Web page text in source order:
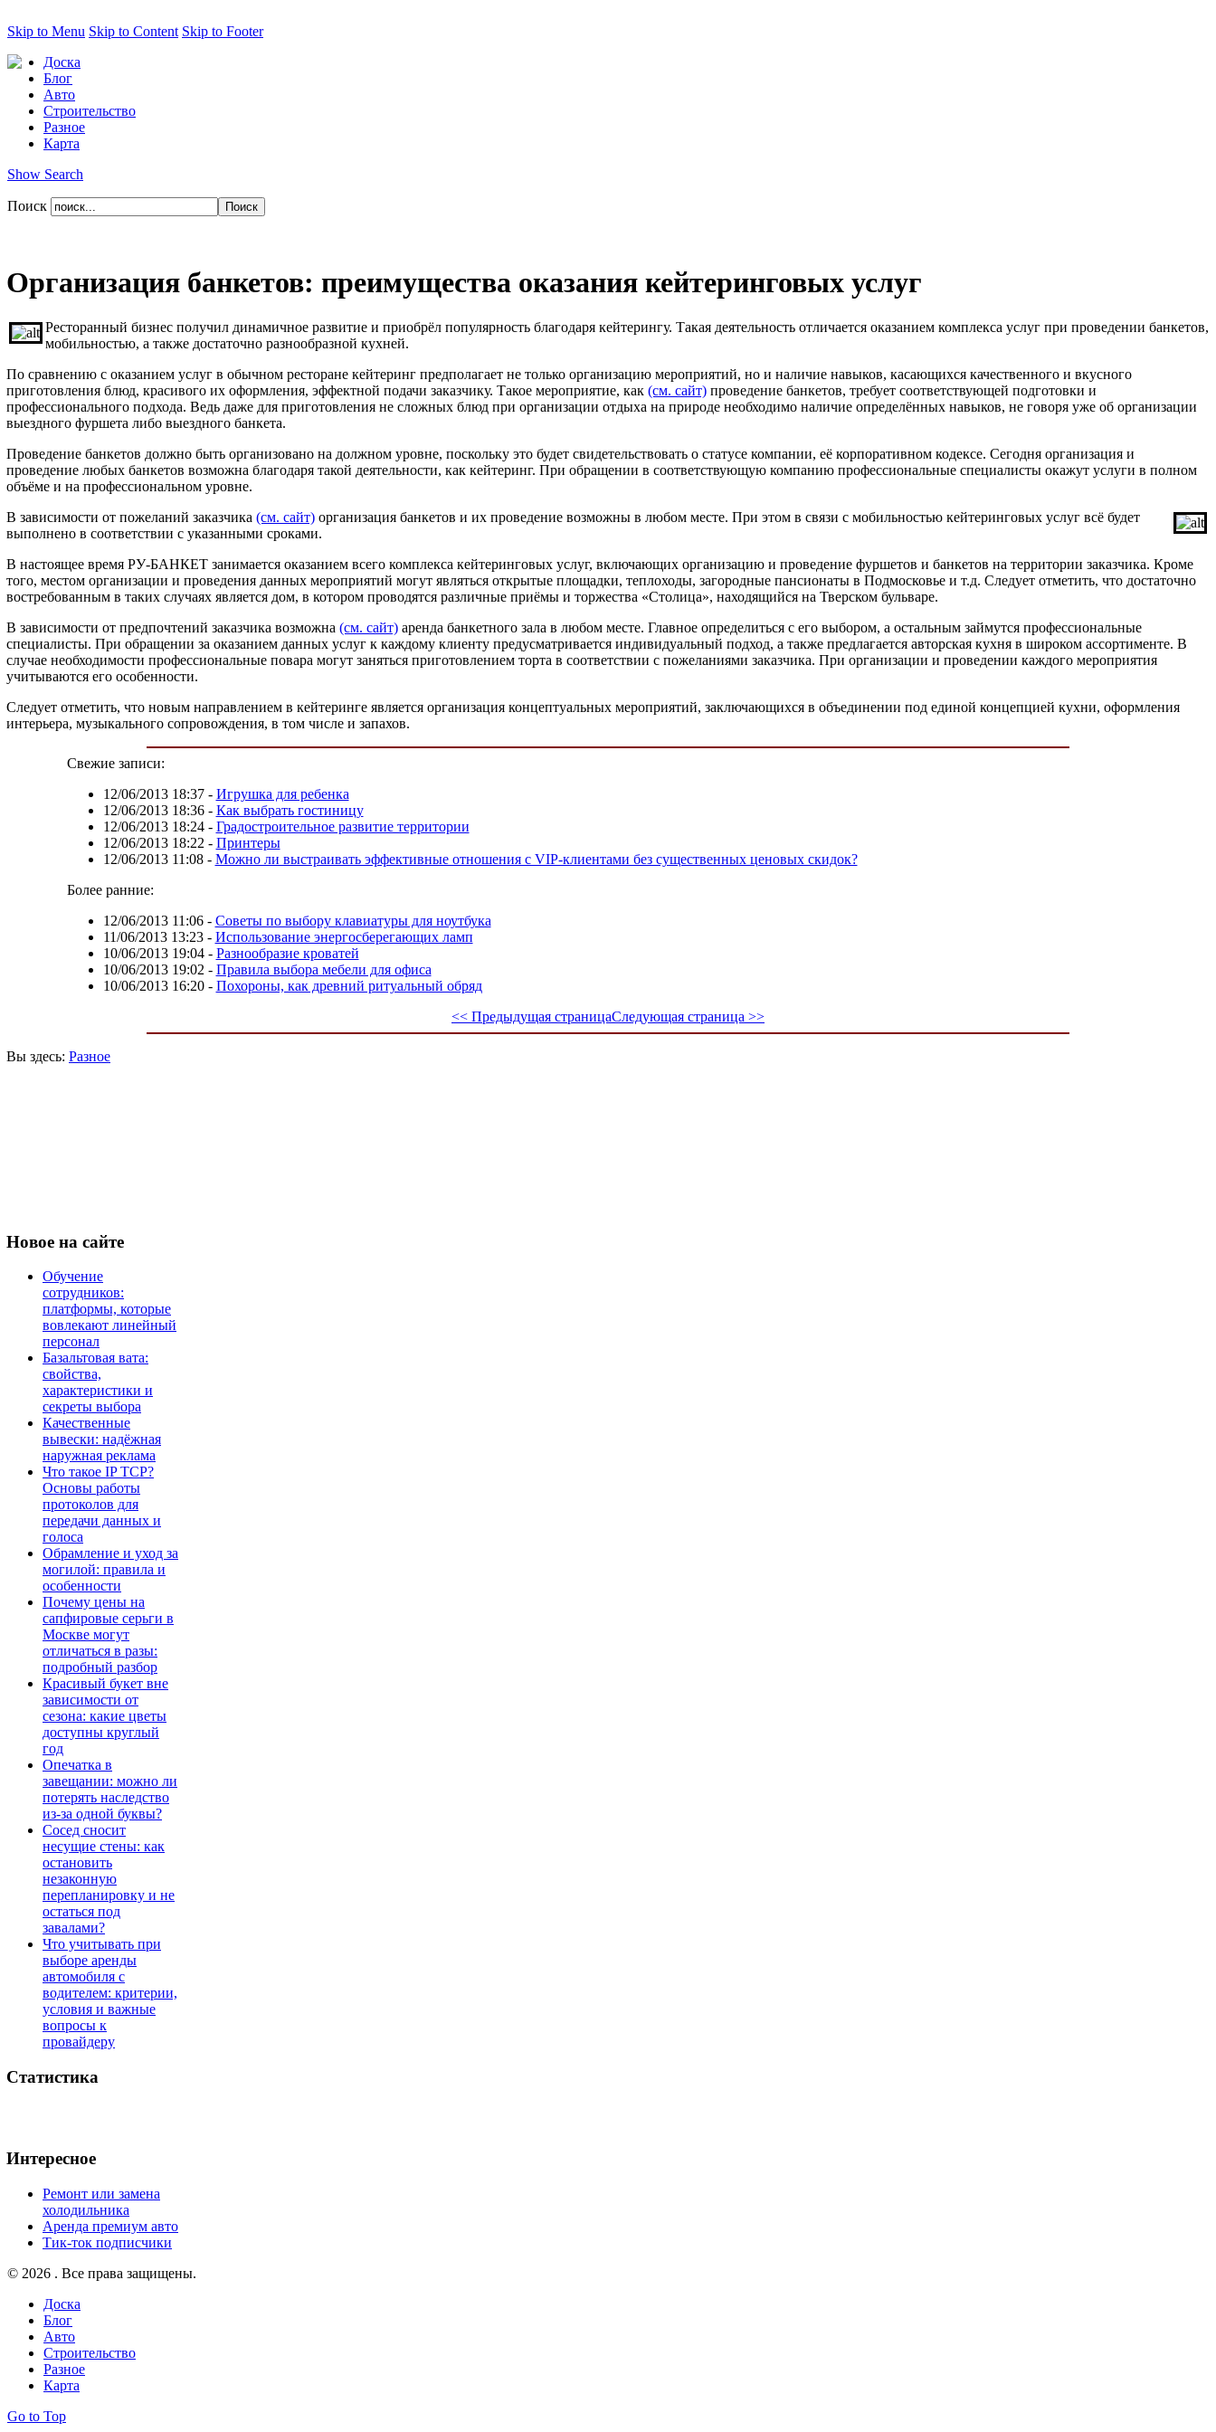
Skip to Menu Skip to Content Skip to Footer
Доска
Блог
Авто
Строительство
Разное
Карта
Show Search
Поиск
Организация банкетов: преимущества оказания кейтеринговых услуг
Ресторанный бизнес получил динамичное развитие и приобрёл популярность благодаря кейтерингу. Такая деятельность отличается оказанием комплекса услуг при проведении банкетов,
мобильностью, а также достаточно разнообразной кухней.
По сравнению с оказанием услуг в обычном ресторане кейтеринг предполагает не только организацию мероприятий, но и наличие навыков, касающихся качественного и вкусного
приготовления блюд, красивого их оформления, эффектной подачи заказчику. Такое мероприятие, как (см. сайт) проведение банкетов, требует соответствующей подготовки и
профессионального подхода. Ведь даже для приготовления не сложных блюд при организации отдыха на природе необходимо наличие определённых навыков, не говоря уже об организации
выездного фуршета либо выездного банкета.
Проведение банкетов должно быть организовано на должном уровне, поскольку это будет свидетельствовать о статусе компании, её корпоративном кодексе. Сегодня организация и
проведение любых банкетов возможна благодаря такой деятельности, как кейтеринг. При обращении в соответствующую компанию профессиональные специалисты окажут услуги в полном
объёме и на профессиональном уровне.
В зависимости от пожеланий заказчика (см. сайт) организация банкетов и их проведение возможны в любом месте. При этом в связи с мобильностью кейтеринговых услуг всё будет
выполнено в соответствии с указанными сроками.
В настоящее время РУ-БАНКЕТ занимается оказанием всего комплекса кейтеринговых услуг, включающих организацию и проведение фуршетов и банкетов на территории заказчика. Кроме
того, местом организации и проведения данных мероприятий могут являться открытые площадки, теплоходы, загородные пансионаты в Подмосковье и т.д. Следует отметить, что достаточно
востребованным в таких случаях является дом, в котором проводятся различные приёмы и торжества «Столица», находящийся на Тверском бульваре.
В зависимости от предпочтений заказчика возможна (см. сайт) аренда банкетного зала в любом месте. Главное определиться с его выбором, а остальным займутся профессиональные
специалисты. При обращении за оказанием данных услуг к каждому клиенту предусматривается индивидуальный подход, а также предлагается авторская кухня в широком ассортименте. В
случае необходимости профессиональные повара могут заняться приготовлением торта в соответствии с пожеланиями заказчика. При организации и проведении каждого мероприятия
учитываются его особенности.
Следует отметить, что новым направлением в кейтеринге является организация концептуальных мероприятий, заключающихся в объединении под единой концепцией кухни, оформления
интерьера, музыкального сопровождения, в том числе и запахов.
Свежие записи:
12/06/2013 18:37- Игрушка для ребенка
12/06/2013 18:36- Как выбрать гостиницу
12/06/2013 18:24- Градостроительное развитие территории
12/06/2013 18:22 - Принтеры
12/06/2013 11:08- Можно ли выстраивать эффективные отношения с VIP-клиентами без существенных ценовых скидок?
Более ранние:
12/06/2013 11:06- Советы по выбору клавиатуры для ноутбука
11/06/2013 13:23- Использование энергосберегающих ламп
10/06/2013 19:04- Разнообразие кроватей
10/06/2013 19:02 - Правила выбора мебели для офиса
10/06/2013 16:20- Похороны, как древний ритуальный обряд
<< Предыдущая страницаСледующая страница >>
Вы здесь: Разное
Новое на сайте
Обучение
сотрудников:
платформы, которые
вовлекают линейный
персонал
Базальтовая вата:
свойства,
характеристики и
секреты выбора
Качественные
вывески: надёжная
наружная реклама
Что такое IP TCP?
Основы работы
протоколов для
передачи данных и
голоса
Обрамление и уход за
могилой: правила и
особенности
Почему цены на
сапфировые серьги в
Москве могут
отличаться в разы:
подробный разбор
Красивый букет вне
зависимости от
сезона: какие цветы
доступны круглый
год
Опечатка в
завещании: можно ли
потерять наследство
из-за одной буквы?
Сосед сносит
несущие стены: как
остановить
незаконную
перепланировку и не
остаться под
завалами?
Что учитывать при
выборе аренды
автомобиля с
водителем: критерии,
условия и важные
вопросы к
провайдеру
Статистика
Интересное
Ремонт или замена
холодильника
Аренда премиум авто
Тик-ток подписчики
© 2026 . Все права защищены.
Доска
Блог
Авто
Строительство
Разное
Карта
Go to Top